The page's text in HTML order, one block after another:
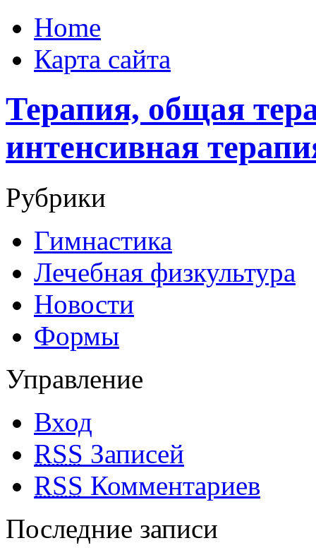
Home
Карта сайта
Терапия, общая
интенсивная
Рубрики
Гимнастика
Лечебная физкультура
Новости
Формы
Управление
Вход
RSS Записей
RSS Комментариев
Последние записи